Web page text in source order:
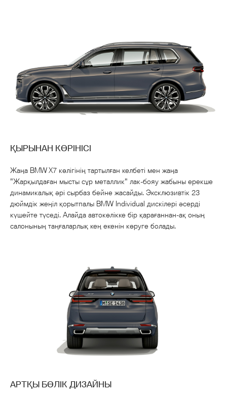
ҚЫРЫНАН КӨРІНІСІ
Жаңа BMW X7 көлігінің тартылған келбеті мен жаңа
"Жарқылдаған мысты сұр металлик" лак-бояу жабыны ерекше
динамикалық әрі сырбаз бейне жасайды. Эксклюзивтік 23
дюймдік жеңіл қорытпалы BMW Individual дискілері әсерді
күшейте түседі. Алайда автокөлікке бір қарағаннан-ақ оның
салонының таңғаларлық кең екенін көруге болады.
АРТҚЫ БӨЛІК ДИЗАЙНЫ